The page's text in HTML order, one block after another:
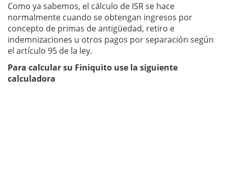
Como ya sabemos, el cálculo de ISR se hace
normalmente cuando se obtengan ingresos por
concepto de primas de antigüedad, retiro e
indemnizaciones u otros pagos por separación según
el artículo 95 de la ley.
Para calcular su Finiquito use la siguiente
calculadora